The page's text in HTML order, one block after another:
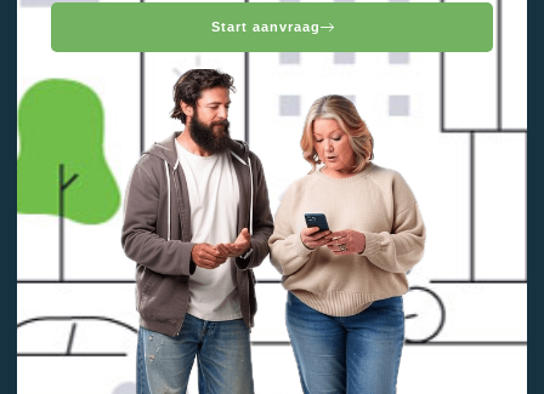
Start aanvraag